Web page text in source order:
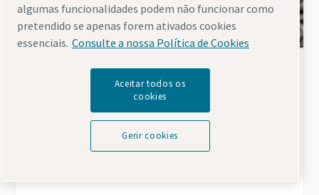
Understanding different filtration media
Understand the impact of choosing the right
filtration media on the efficiency and success of
algumas funcionalidades podem não funcionar como
pretendido se apenas forem ativados cookies
essenciais. Consulte a nossa Política de Cookies
Aceitar todos os
cookies
Gerir cookies